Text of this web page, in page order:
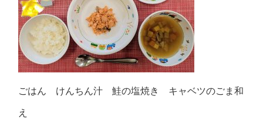
ごはん けんちん汁 鮭の塩焼き キャベツのごま和
え